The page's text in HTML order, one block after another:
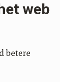
web
betere